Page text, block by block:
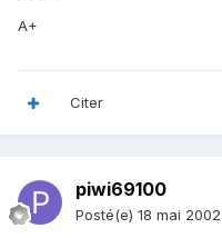
A+
Citer
piwi69100
Posté(e) 18 mai 2002